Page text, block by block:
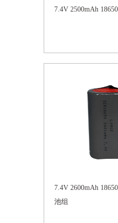
7.4V 2500mAh
7.4V 2600mAh
池组